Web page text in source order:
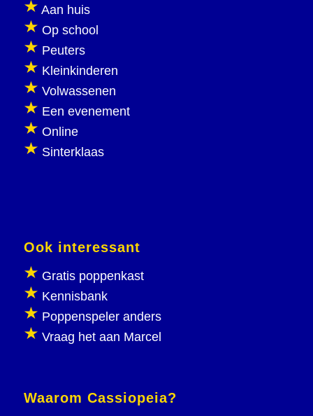
Aan huis
Op school
Peuters
Kleinkinderen
Volwassenen
Een evenement
Online
Sinterklaas
Ook interessant
Gratis poppenkast
Kennisbank
Poppenspeler anders
Vraag het aan Marcel
Waarom Cassiopeia?